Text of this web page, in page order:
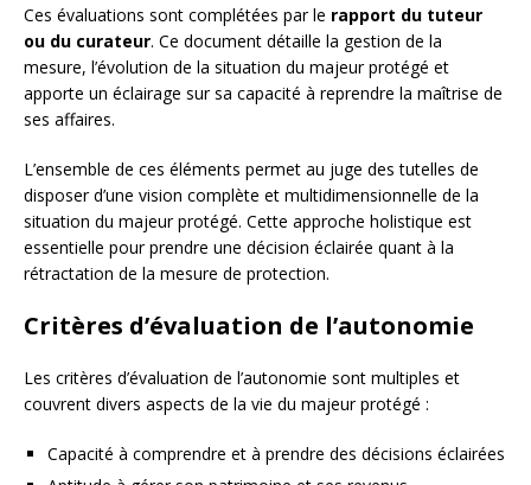
Ces évaluations sont complétées par le rapport du tuteur
ou du curateur. Ce document détaille la gestion de la
mesure, l’évolution de la situation du majeur protégé et
apporte un éclairage sur sa capacité à reprendre la maîtrise de
ses affaires.
L’ensemble de ces éléments permet au juge des tutelles de
disposer d’une vision complète et multidimensionnelle de la
situation du majeur protégé. Cette approche holistique est
essentielle pour prendre une décision éclairée quant à la
rétractation de la mesure de protection.
Critères d’évaluation de l’autonomie
Les critères d’évaluation de l’autonomie sont multiples et
couvrent divers aspects de la vie du majeur protégé :
Capacité à comprendre et à prendre des décisions éclairées